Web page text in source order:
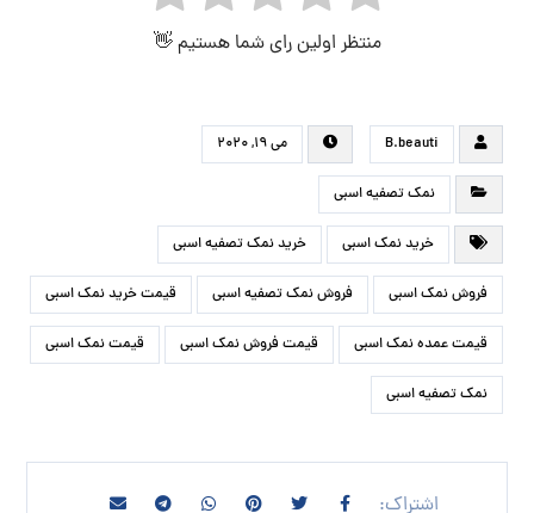
منتظر اولین رای شما هستیم 👋
B.beauti می ۱۹, ۲۰۲۰
نمک تصفیه اسبی
خرید نمک اسبی خرید نمک تصفیه اسبی
فروش نمک اسبی فروش نمک تصفیه اسبی قیمت خرید نمک اسبی
قیمت عمده نمک اسبی قیمت فروش نمک اسبی قیمت نمک اسبی
نمک تصفیه اسبی